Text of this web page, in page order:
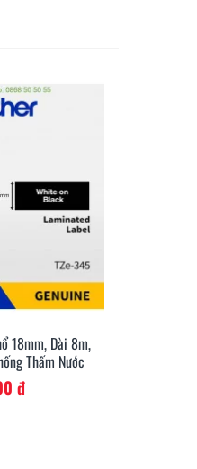
Xem Nhanh
18mm, Dài 8m,
Thấm Nước
đ